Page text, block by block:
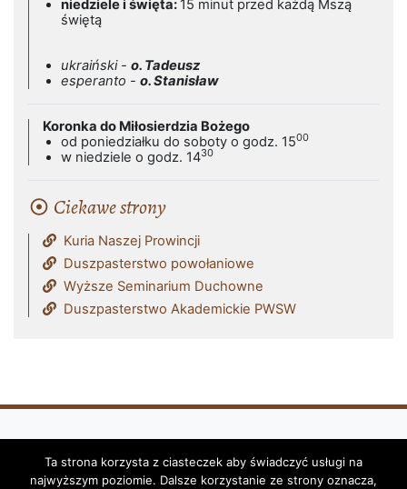
niedziele i święta: 15 minut przed każdą Mszą
świętą
ukraiński - o. Tadeusz
esperanto - o. Stanisław
Koronka do Miłosierdzia Bożego
od poniedziałku do soboty o godz. 1500
w niedziele o godz. 1430
Ciekawe strony
Kuria Naszej Prowincji
Duszpasterstwo powołaniowe
Wyższe Seminarium Duchowne
Duszpasterstwo Akademickie PWSW
Klasztor i Parafia Franciszkanów - OFM
Ta strona korzysta z ciasteczek aby świadczyć usługi na
najwyższym poziomie. Dalsze korzystanie ze strony oznacza,